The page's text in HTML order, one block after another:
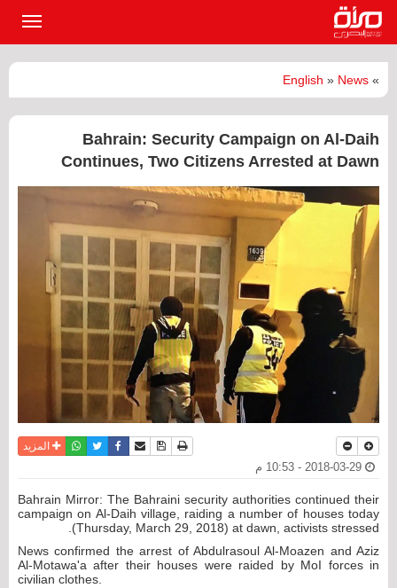
»
English » News
Bahrain: Security Campaign on Al-Daih
Continues, Two Citizens Arrested at Dawn
نسخة للطباعة
حفظ الموضوع
أرسل الى صديق
فيسبوكتويترواتسابالمزيد
Bahrain Mirror: The Bahraini security authorities continued their
campaign on Al-Daih village, raiding a number of houses today
(Thursday, March 29, 2018) at dawn, activists stressed.
News confirmed the arrest of Abdulrasoul Al-Moazen and Aziz
Al-Motawa'a after their houses were raided by MoI forces in
civilian clothes.